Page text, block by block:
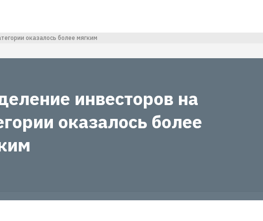
оказалось более мягким
инвесторов на
оказалось более